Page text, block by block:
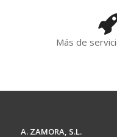
Más de
A. ZAMORA, S.L.